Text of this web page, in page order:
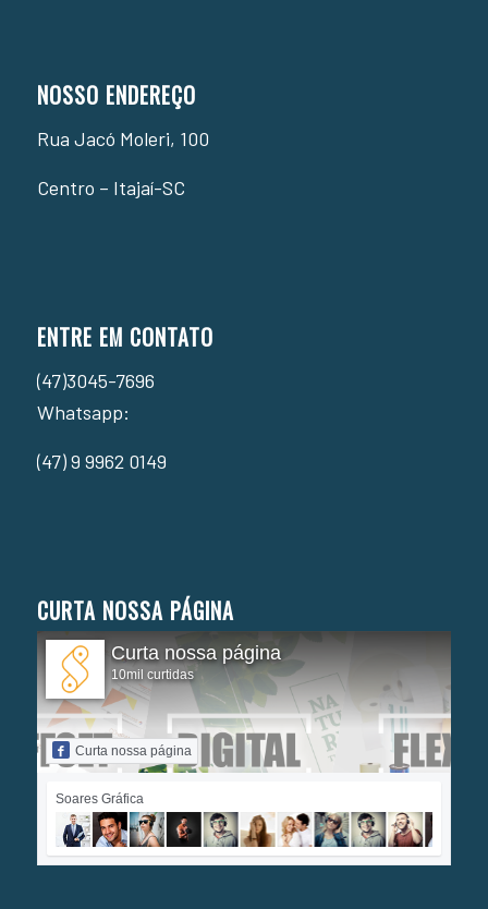
NOSSO ENDEREÇO
Rua Jacó Moleri, 100
Centro – Itajaí-SC
ENTRE EM CONTATO
(47)3045-7696
Whatsapp:
(47) 9 9962 0149
CURTA NOSSA PÁGINA
Curta nossa página
10mil curtidas
Curta nossa página
Soares Gráfica